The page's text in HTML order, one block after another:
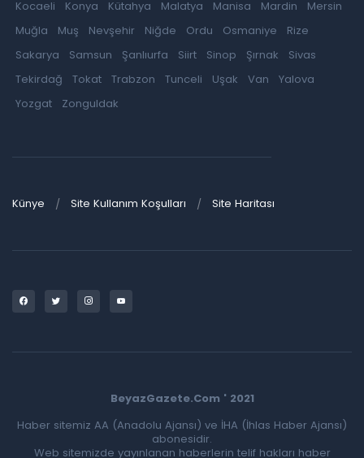
Kocaeli
Konya Kütahya Malatya Manisa Mardin
Mersin
Muğla
Muş Nevşehir Niğde Ordu Osmaniye
Rize
Sakarya
Samsun Şanlıurfa Siirt Sinop Şırnak
Sivas
Tekirdağ
Tokat Trabzon Tunceli Uşak Van
Yalova
Yozgat
Zonguldak
Künye Site Kullanım Koşulları Site Haritası
BeyazGazete.Com ' 2021
Haber sitemiz AA (Anadolu Ajansı) ve İHA (İhlas Haber Ajansı)
abonesidir.
Web sitemizde yayınlanan haberlerin telif hakları haber